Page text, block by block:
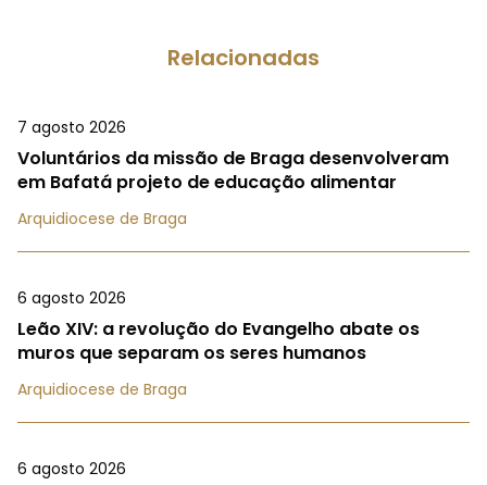
Relacionadas
7 agosto 2026
Voluntários da missão de Braga desenvolveram
em Bafatá projeto de educação alimentar
Arquidiocese de Braga
6 agosto 2026
Leão XIV: a revolução do Evangelho abate os
muros que separam os seres humanos
Arquidiocese de Braga
6 agosto 2026